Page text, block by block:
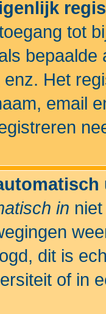
tot
Het
email
in
dit is
of in